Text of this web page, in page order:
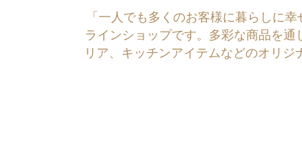
「一人でも多くのお客様に暮らしに
ラインショップです。多彩な商品を
リア、キッチンアイテムなどのオリ